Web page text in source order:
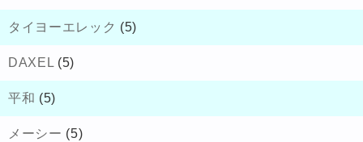
タイヨーエレック (5)
DAXEL (5)
平和 (5)
メーシー (5)